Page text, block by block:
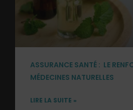
ASSURANCE SANTÉ : LE
MÉDECINES NATURELLES
LIRE LA SUITE »